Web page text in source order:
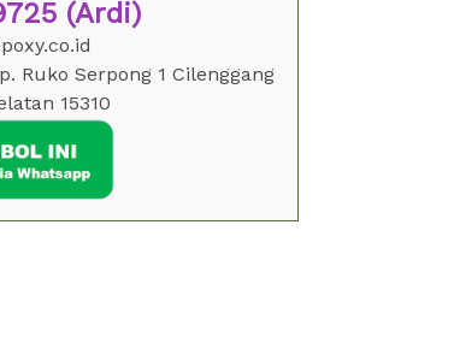
(Ardi)
Ruko Serpong 1 Cilenggang
15310